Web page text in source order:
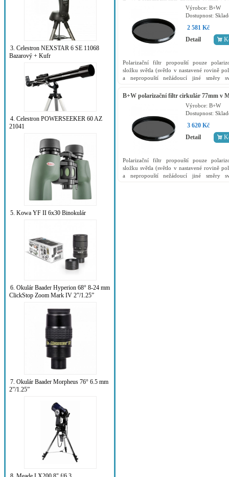
3. Celestron NEXSTAR 6 SE 11068
Bazarový + Kufr
4. Celestron POWERSEEKER 60 AZ
21041
5. Kowa YF II 6x30 Binokulár
6. Okulár Baader Hyperion 68° 8-24 mm
ClickStop Zoom Mark IV 2”/1.25”
7. Okulár Baader Morpheus 76° 6.5 mm
2”/1.25”
Výrobce: B+W
Dostupnost:
2 581 Kč
Detail
Polarizační filtr propouští pouze
složku světla (světlo v nastavené rovině
a nepropouští nežádoucí jiné směry
filr přední...
B+W polarizační filtr cirkulár 77mm v
Výrobce: B+W
Dostupnost:
3 620 Kč
Detail
Polarizační filtr propouští pouze
složku světla (světlo v nastavené rovině
a nepropouští nežádoucí jiné směry